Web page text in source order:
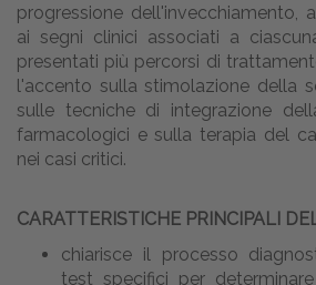
progressione dell'invecchiamento,
ai segni clinici associati a
presentati più percorsi di
l'accento sulla stimolazione della
sulle tecniche di integrazione
farmacologici e sulla terapia del
nei casi critici.
CARATTERISTICHE PRINCIPALI
chiarisce il processo
test specifici per